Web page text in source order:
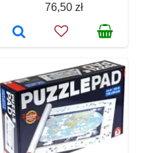
76,50 zł